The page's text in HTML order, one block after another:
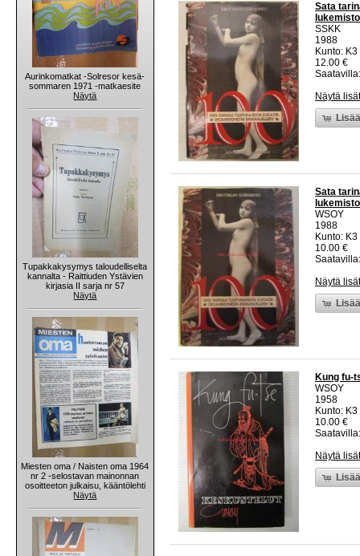
Aurinkomatkat -Solresor kesä-
sommaren 1971 -matkaesite
Näytä
Tupakkakysymys taloudelliselta
kannalta - Raittiuden Ystävien
kirjasia II sarja nr 57
Näytä
Miesten oma / Naisten oma 1964
nr 2 -selostavan mainonnan
osoitteeton julkaisu, kääntölehti
Näytä
Sata
lukemisto
SSKK
1988
Kunto:
12.00 €
Näytä
Sata
lukemisto
WSOY
1988
Kunto:
10.00 €
Näytä
Kung fu-
WSOY
1958
Kunto:
10.00 €
Näytä